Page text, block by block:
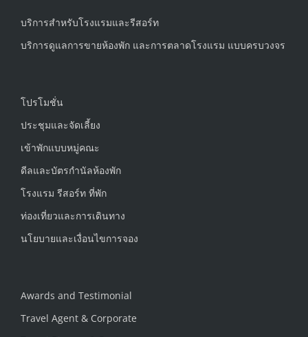
บริการสำหรับโรงแรมและรีสอร์ท
บริการดูแลการขายห้องพัก และการตลาดโรงแรม แบบครบวงจร
โปรโมชั่น
ประชุมและจัดเลี้ยง
เข้าพักแบบหมู่คณะ
ดีลและบัตรกำนัลห้องพัก
โรงแรม รีสอร์ท ที่พัก
ท่องเที่ยวและการเดินทาง
นโยบายและเงื่อนไขการจอง
Awards and Testimonial
Travel Agent & Corporate